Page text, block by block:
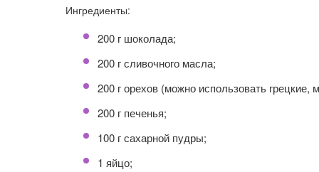
Ингредиенты:
200 г шоколада;
200 г сливочного масла;
200 г орехов (можно использовать
200 г печенья;
100 г сахарной пудры;
1 яйцо;